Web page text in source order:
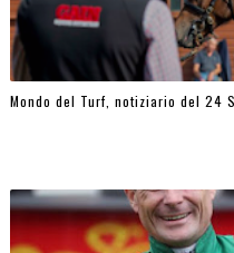
Mondo del Turf, notiziario del 24